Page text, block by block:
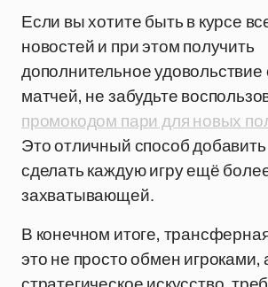
Если вы хотите быть в курсе
новостей и при этом получить
дополнительное
матчей, не забудьте
промокодом пари для новых
Это отличный способ
сделать каждую игру ещё
захватывающей.
В конечном итоге,
это не просто обмен игроками,